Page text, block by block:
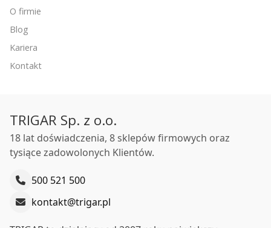
O firmie
Blog
Kariera
Kontakt
TRIGAR Sp. z o.o.
18 lat doświadczenia, 8 sklepów firmowych oraz
tysiące zadowolonych Klientów.
500 521 500
kontakt@trigar.pl